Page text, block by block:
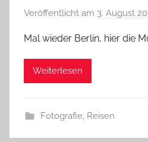
Veröffentlicht am 3. August
Mal wieder Berlin, hier die
Weiterlesen
Fotografie, Reisen